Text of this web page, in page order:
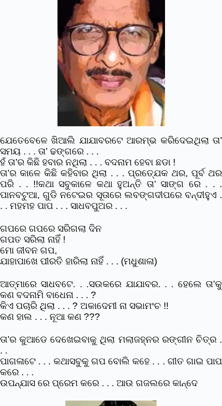
ଯେତେବେଳେ ଖିଆଲି ଯାଯାବରଟେ ଆରମ୍ଭ କରିଦେଇଥିଲା ତା’
ସମୟ . . . ତା’ ଢଙ୍ଗରେ . . .
ହଁ ତା’ର କିଛି ହବାର ନଥିଲା . . . ବଦନାମ ହେବା ଛଡା !
ତା’ର କାଳେ କିଛି କହିବାର ଥିଲା . . . ପ୍ରତ୍ଯେକ ଥର, ପୂର୍ବ ଥର
ପରି . . !!କଥା ସବୁକାଳେ କଥା ହୁଅନ୍ତି ତା’ ସାଙ୍ଗ ରେ . . .
ପାନବଟୁଆ, ଗୁଡି ନଟେଇର ସୂତାରେ ଲବଙ୍ଗଦୀପରେ ବନ୍ଦୀହୁଏ .
. . ମହମହ ପାପ . . . ସାଧବପୁଅର . . .
ଗପରେ ଗପରେ ସରିଗଲା ଦିନ
ଗପତ ସରିଲା ନାହିଁ !
ମୋ ଜୀବନ ଗପ,
ଯାହାପାଖେ ପୀରତି ହାରିଲା ନାହିଁ . . . (ମଧୁଶାଳା)
ଆତ୍ମାରେ ସାଧବଟେ. . .ସଉକରେ ଯାଯାବର. . . ହେଲେ ତା’କୁ
କଣ ବଦନାମି ବାଧେନା . . . ?
କିଏ ପଚାରି ଥିଲା . . . ? ଅକାଦେମୀ ନା ସଭାମଂଚ !!
କଣ ହାଲ . . . ନୂଆ କଣ ???
ତା’ର କୁଆଡେ ଦେଖେଇବାକୁ ଥିଲା ମଲାଜହ୍ନର ରଙ୍ଗୀନ ଚିତ୍ର .
. .
ପାଗଳାଟେ . . . କଥାସବୁକୁ ଗପ ବୋଲି କହେ . . . ଗୀତ ଗାଇ ପାପ
କରେ . . .
ଉପନ୍ଯାସ ରେ ପ୍ରେମ କରେ . . . ଆଉ ଗଜଲରେ କାନ୍ଦେ